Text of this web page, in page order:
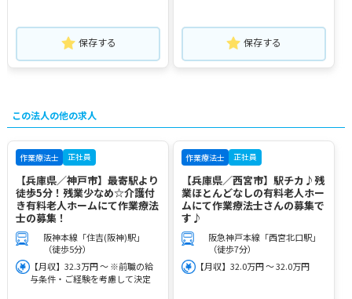
保存する 保存する
この法人の他の求人
作業療法士 正社員
【兵庫県／神戸市】最寄駅より
徒歩5分！残業少なめ☆介護付
き有料老人ホームにて作業療法
士の募集！
阪神本線「住吉(阪神)駅」
（徒歩5分）
【月収】32.3万円 ～ ※前職の給
与条件・ご経験を考慮して決定
作業療法士 正社員
【兵庫県／西宮市】駅チカ♪残
業ほとんどなしの有料老人ホー
ムにて作業療法士さんの募集で
す♪
阪急神戸本線「西宮北口駅」
（徒歩7分）
【月収】32.0万円 ～ 32.0万円